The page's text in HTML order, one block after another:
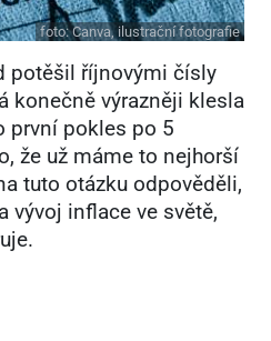
foto:Canva, ilustrační fotografie
potěšil říjnovými čísly
konečně výrazněji klesla
první pokles po 5
že už máme to nejhorší
tuto otázku odpověděli,
vývoj inflace ve světě,